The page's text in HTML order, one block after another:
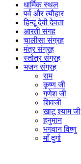
धार्मिक स्थल
पर्व और त्यौहार
हिन्दू देवी देवता
आरती संगह
चालीसा संग्रह
मंत्र संग्रह
स्तोत्र संग्रह
भजन संग्रह
राम
कृष्ण जी
गणेश जी
शिवजी
खाटू श्याम जी
हनुमान
भगवान विष्णु
माँ दुर्गा